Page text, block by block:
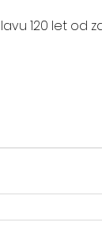
120 let od